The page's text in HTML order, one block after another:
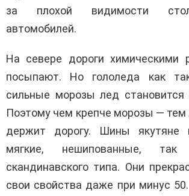
за плохой видимости
автомобилей.
На севере дороги химическими
посыпают. Но гололеда как
сильные морозы лед
Поэтому чем крепче морозы —
держит дорогу. Шины якутяне
мягкие, нешипованные, так
скандинавского типа. Они
свои свойства даже при минус